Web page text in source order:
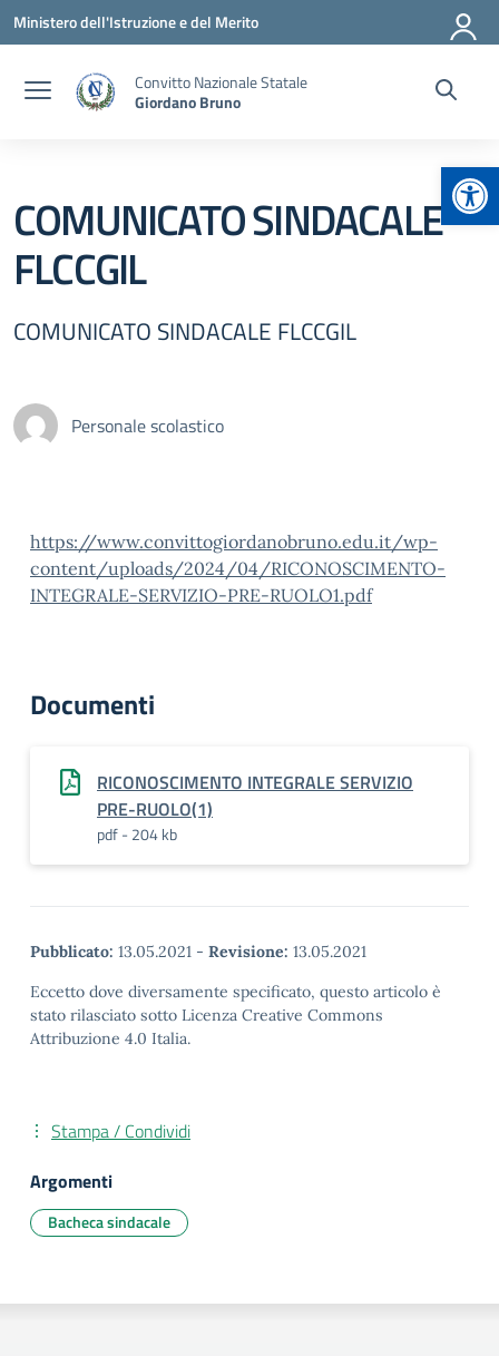
Vai ai contenuti
Vai al menu di navigazione
Vai al footer
Ministero dell'Istruzione e del Merito
Convitto Nazionale Statale
Giordano Bruno
COMUNICATO SINDACALE
FLCCGIL
COMUNICATO SINDACALE FLCCGIL
Personale scolastico
https://www.convittogiordanobruno.edu.it/wp-
content/uploads/2024/04/RICONOSCIMENTO-
INTEGRALE-SERVIZIO-PRE-RUOLO1.pdf
Documenti
RICONOSCIMENTO INTEGRALE SERVIZIO
PRE-RUOLO(1)
pdf - 204 kb
Pubblicato: 13.05.2021 - Revisione: 13.05.2021
Eccetto dove diversamente specificato, questo articolo è
stato rilasciato sotto Licenza Creative Commons
Attribuzione 4.0 Italia.
Stampa / Condividi
Argomenti
Bacheca sindacale